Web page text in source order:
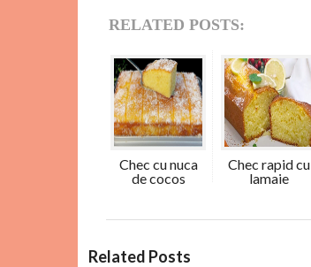
RELATED POSTS:
Chec cu nuca
de cocos
Chec rapid cu
lamaie
Related Posts
C